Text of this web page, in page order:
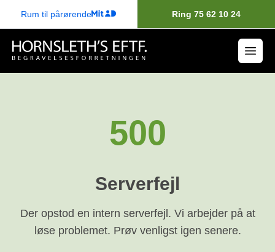
Rum til pårørende Ring 75 62 10 24
500
Serverfejl
Der opstod en intern serverfejl. Vi arbejder på at
løse problemet. Prøv venligst igen senere.